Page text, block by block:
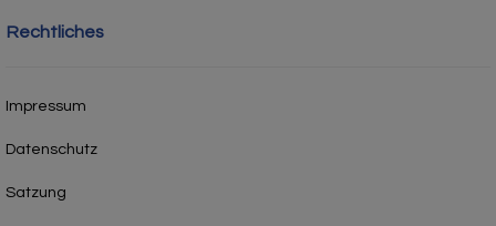
Rechtliches
Impressum
Datenschutz
Satzung